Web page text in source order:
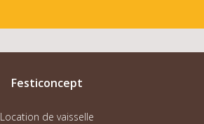
Festiconcept
Location de vaisselle